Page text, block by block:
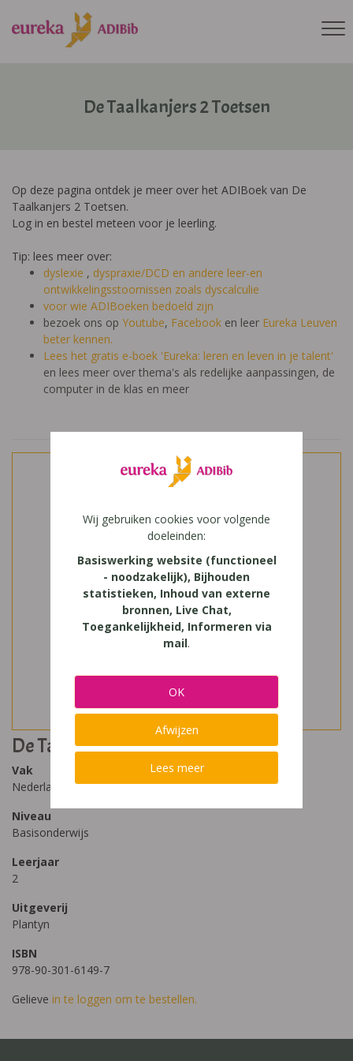
De Taalkanjers 2 Toetsen
Op deze pagina ontdek je meer over het ADIBoek van De
Taalkanjers 2 Toetsen.
Log in en bestel meteen voor je leerling.
Tip: lees meer over:
dyslexie , dyspraxie/DCD en andere leer-en
ontwikkelingsstoornissen zoals dyscalculie
voor wie ADIBoeken bedoeld zijn
bezoek ons op Youtube, Facebook en leer Eureka Leuven
beter kennen.
Lees het gratis e-boek 'Eureka: leren en leven in je talent'
en lees meer over thema's als redelijke aanpassingen, de
computer in de klas en meer
De Taalkanjers 2 Toetsen
Vak
Nederlands
Niveau
Basisonderwijs
Leerjaar
2
Uitgeverij
Plantyn
ISBN
978-90-301-6149-7
Gelieve in te loggen om te bestellen.
Wij gebruiken cookies voor volgende
doeleinden:
Basiswerking website (functioneel
- noodzakelijk), Bijhouden
statistieken, Inhoud van externe
bronnen, Live Chat,
Toegankelijkheid, Informeren via
mail.
OK
Afwijzen
Lees meer